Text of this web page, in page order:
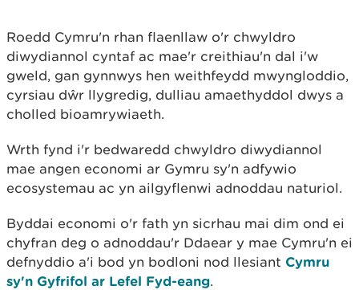
Roedd Cymru'n rhan flaenllaw o'r chwyldro
diwydiannol cyntaf ac mae'r creithiau'n dal i'w
gweld, gan gynnwys hen weithfeydd mwyngloddio,
cyrsiau dŵr llygredig, dulliau amaethyddol dwys a
cholled bioamrywiaeth.
Wrth fynd i'r bedwaredd chwyldro diwydiannol
mae angen economi ar Gymru sy'n adfywio
ecosystemau ac yn ailgyflenwi adnoddau naturiol.
Byddai economi o'r fath yn sicrhau mai dim ond ei
chyfran deg o adnoddau'r Ddaear y mae Cymru'n ei
defnyddio a'i bod yn bodloni nod llesiant Cymru
sy'n Gyfrifol ar Lefel Fyd-eang.